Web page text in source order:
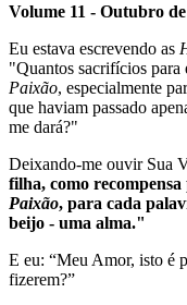
Volume 11 - Outubro
Eu estava escrevendo as
"Quantos sacrifícios para
Paixão, especialmente
que haviam passado
me dará?"
Deixando-me ouvir Sua
filha, como
Paixão, para cada
beijo - uma alma."
E eu: “Meu Amor, isto é
fizerem?”